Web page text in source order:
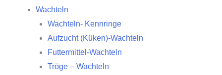
Wachteln
Wachteln- Kennringe
Aufzucht (Küken)-Wachteln
Futtermittel-Wachteln
Tröge – Wachteln